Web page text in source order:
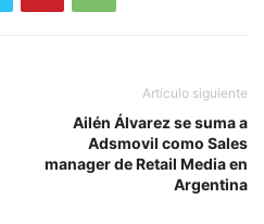
Artículo siguiente
Ailén Álvarez se suma a
Adsmovil como Sales
manager de Retail Media en
Argentina